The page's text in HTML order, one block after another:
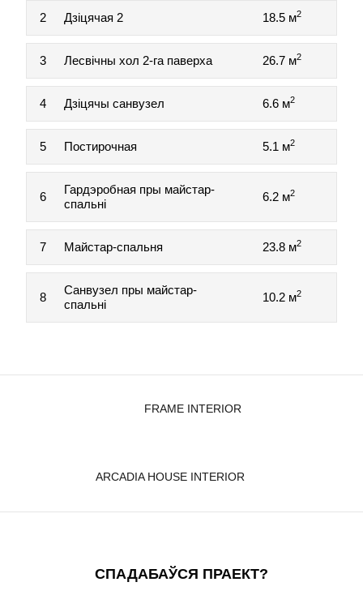
2 Дзіцячая 2 18.5 м2
3 Лесвічны хол 2-га паверха 26.7 м2
4 Дзіцячы санвузел 6.6 м2
5 Постирочная 5.1 м2
6
Гардэробная пры майстар-
спальні
6.2 м2
7 Майстар-спальня 23.8 м2
8
Санвузел пры майстар-
спальні
10.2 м2
FRAME INTERIOR
ARCADIA HOUSE INTERIOR
СПАДАБАЎСЯ ПРАЕКТ?